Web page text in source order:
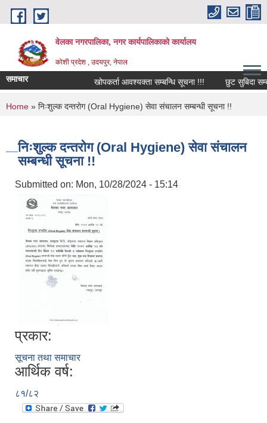
Skip to main content
वेलका नगरपालिका, नगर कार्यपालिकाको कार्यालय
कोशी प्रदेश , उदयपुर, नेपाल
समाचार खोपकर्ता आवश्यक्ता सम्बन्धि सूचना !!! छुट सुबिदा
You are here
Home » निःशुल्क दन्तरोग (Oral Hygiene) सेवा संचालन सम्बन्धी सूचना !!
निःशुल्क दन्तरोग (Oral Hygiene) सेवा संचालन
सम्बन्धी सूचना !!
Submitted on: Mon, 10/28/2024 - 15:14
प्रकार:
सूचना तथा समाचार
आर्थिक वर्ष:
८१/८२